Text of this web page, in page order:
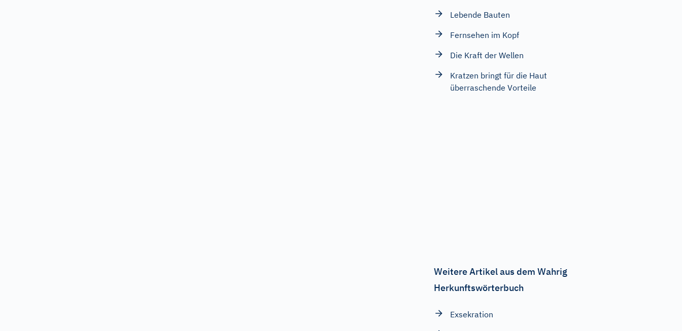
Lebende Bauten
Fernsehen im Kopf
Die Kraft der Wellen
Kratzen bringt für die Haut
überraschende Vorteile
Weitere Artikel aus dem Wahrig
Herkunftswörterbuch
Exsekration